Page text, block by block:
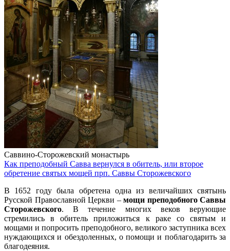
Саввино-Сторожевский монастырь
Как преподобный Савва вернулся в обитель, или второе
обретение святых мощей прп. Саввы Сторожевского
В 1652 году была обретена одна из величайших святынь
Русской Православной Церкви – мощи преподобного Саввы
Сторожевского. В течение многих веков верующие
стремились в обитель приложиться к раке со святым и
мощами и попросить преподобного, великого заступника всех
нуждающихся и обездоленных, о помощи и поблагодарить за
благодеяния.